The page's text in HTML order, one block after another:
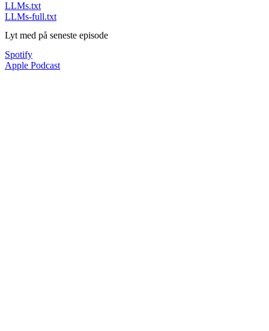
LLMs.txt
LLMs-full.txt
Lyt med på seneste episode
Spotify
Apple Podcast